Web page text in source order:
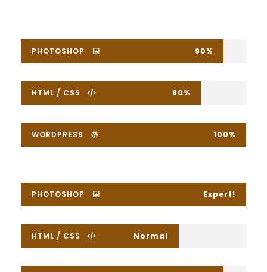
PHOTOSHOP 90%
HTML / CSS 80%
WORDPRESS 100%
PHOTOSHOP Expert!
HTML / CSS Normal